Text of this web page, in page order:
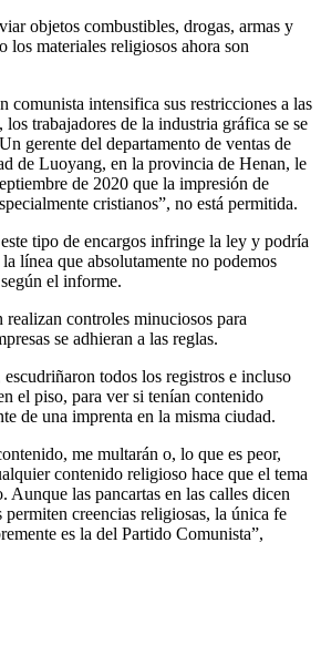
objetos combustibles, drogas, armas y
los materiales religiosos ahora son
comunista intensifica sus restricciones a las
trabajadores de la industria gráfica se se
gerente del departamento de ventas de
de Luoyang, en la provincia de Henan, le
de 2020 que la impresión de
cristianos”, no está permitida.
tipo de encargos infringe la ley y podría
línea que absolutamente no podemos
el informe.
realizan controles minuciosos para
se adhieran a las reglas.
todos los registros e incluso
el piso, para ver si tenían contenido
de una imprenta en la misma ciudad.
me multarán o, lo que es peor,
contenido religioso hace que el tema
Aunque las pancartas en las calles dicen
permiten creencias religiosas, la única fe
es la del Partido Comunista”,